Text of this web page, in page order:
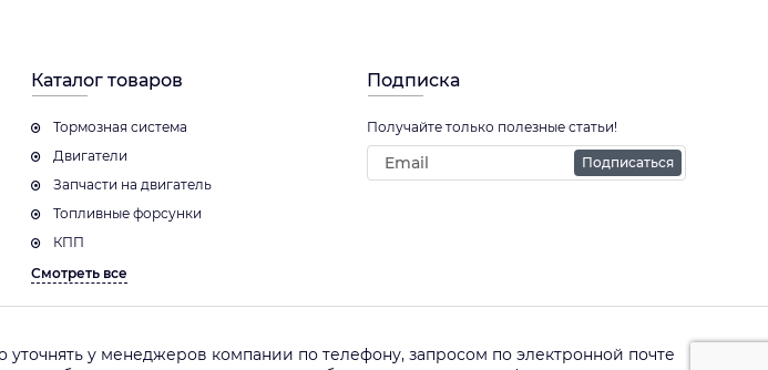
Каталог товаров
Тормозная система
Двигатели
Запчасти на двигатель
Топливные форсунки
КПП
Смотреть все
Подписка
Получайте только полезные статьи!
Подписаться
у менеджеров компании по телефону, запросом по электронной почте